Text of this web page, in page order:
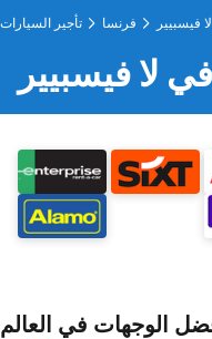
تأجير السيارات فرنسا لا فيسبيير
لا فيسبيير
الوجهات في العالم